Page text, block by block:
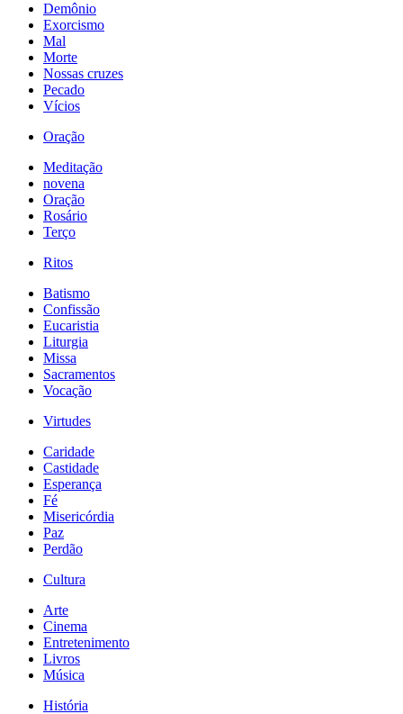
Demônio
Exorcismo
Mal
Morte
Nossas cruzes
Pecado
Vícios
Oração
Meditação
novena
Oração
Rosário
Terço
Ritos
Batismo
Confissão
Eucaristia
Liturgia
Missa
Sacramentos
Vocação
Virtudes
Caridade
Castidade
Esperança
Fé
Misericórdia
Paz
Perdão
Cultura
Arte
Cinema
Entretenimento
Livros
Música
História